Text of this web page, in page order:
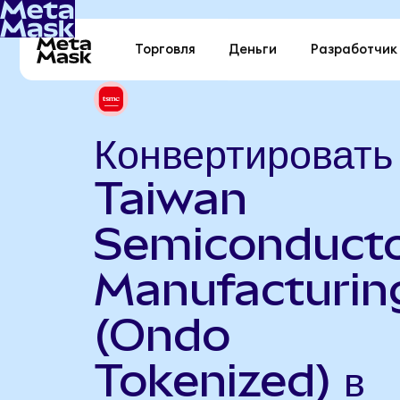
Торговля Деньги Разработчик
Конвертировать
Taiwan
(Ondo
Tokenized) в